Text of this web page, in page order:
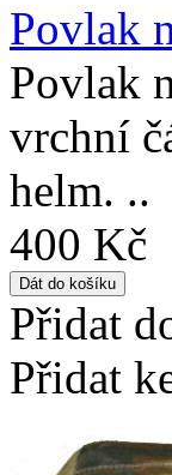
Povlak
Povlak
vrchní
helm. ..
400 Kč
Přidat
Přidat